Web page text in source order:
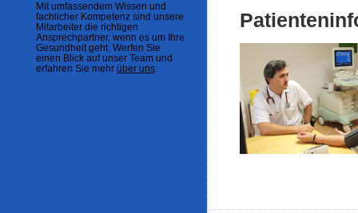
Mit umfassendem Wissen und
fachlicher Kompetenz sind unsere
Mitarbeiter die richtigen
Ansprechpartner, wenn es um Ihre
Gesundheit geht. Werfen Sie
einen Blick auf unser Team und
erfahren Sie mehr über uns.